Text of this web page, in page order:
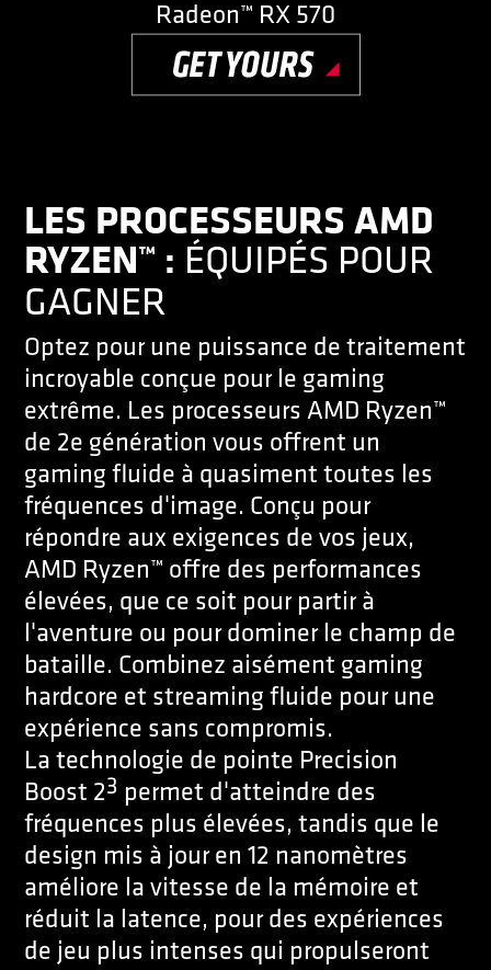
Radeon™ RX 570
LES PROCESSEURS AMD
RYZEN™ : ÉQUIPÉS POUR
GAGNER
Optez pour une puissance de traitement
incroyable conçue pour le gaming
extrême. Les processeurs AMD Ryzen™
de 2e génération vous offrent un
gaming fluide à quasiment toutes les
fréquences d'image. Conçu pour
répondre aux exigences de vos jeux,
AMD Ryzen™ offre des performances
élevées, que ce soit pour partir à
l'aventure ou pour dominer le champ de
bataille. Combinez aisément gaming
hardcore et streaming fluide pour une
expérience sans compromis.
La technologie de pointe Precision
Boost 23 permet d'atteindre des
fréquences plus élevées, tandis que le
design mis à jour en 12 nanomètres
améliore la vitesse de la mémoire et
réduit la latence, pour des expériences
de jeu plus intenses qui propulseront